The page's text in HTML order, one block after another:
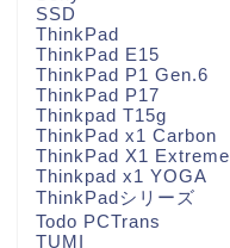
SSD
ThinkPad
ThinkPad E15
ThinkPad P1 Gen.6
ThinkPad P17
Thinkpad T15g
ThinkPad x1 Carbon
ThinkPad X1 Extreme
Thinkpad x1 YOGA
ThinkPadシリーズ
Todo PCTrans
TUMI